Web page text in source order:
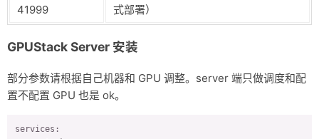
41999
式部署）
GPUStack Server 安装
部分参数请根据自己机器和 GPU 调整。server 端只做调度和配
置不配置 GPU 也是 ok。
services: